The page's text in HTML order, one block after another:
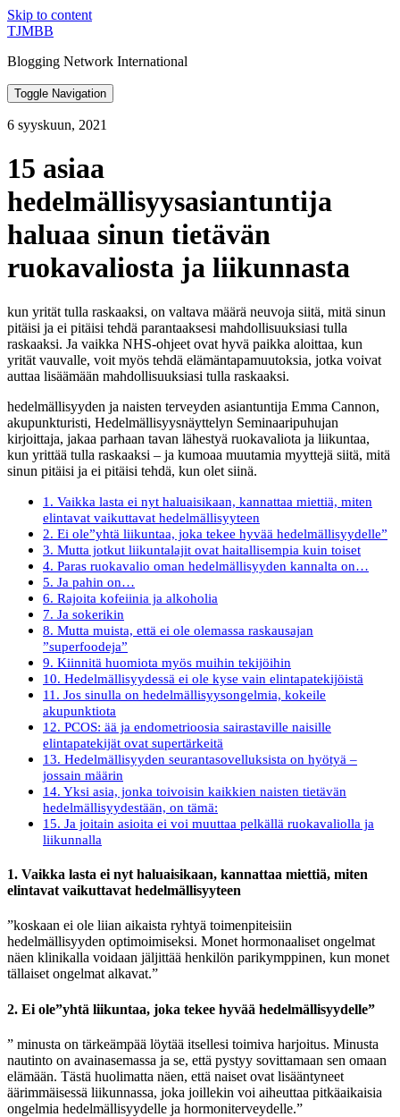
Skip to content
TJMBB
Blogging Network International
Toggle Navigation
6 syyskuun, 2021
15 asiaa
hedelmällisyysasiantuntija
haluaa sinun tietävän
ruokavaliosta ja liikunnasta
kun yrität tulla raskaaksi, on valtava määrä neuvoja siitä, mitä sinun
pitäisi ja ei pitäisi tehdä parantaaksesi mahdollisuuksiasi tulla
raskaaksi. Ja vaikka NHS-ohjeet ovat hyvä paikka aloittaa, kun
yrität vauvalle, voit myös tehdä elämäntapamuutoksia, jotka voivat
auttaa lisäämään mahdollisuuksiasi tulla raskaaksi.
hedelmällisyyden ja naisten terveyden asiantuntija Emma Cannon,
akupunkturisti, Hedelmällisyysnäyttelyn Seminaaripuhujan
kirjoittaja, jakaa parhaan tavan lähestyä ruokavaliota ja liikuntaa,
kun yrittää tulla raskaaksi – ja kumoaa muutamia myyttejä siitä, mitä
sinun pitäisi ja ei pitäisi tehdä, kun olet siinä.
1. Vaikka lasta ei nyt haluaisikaan, kannattaa miettiä, miten
elintavat vaikuttavat hedelmällisyyteen
2. Ei ole”yhtä liikuntaa, joka tekee hyvää hedelmällisyydelle”
3. Mutta jotkut liikuntalajit ovat haitallisempia kuin toiset
4. Paras ruokavalio oman hedelmällisyyden kannalta on…
5. Ja pahin on…
6. Rajoita kofeiinia ja alkoholia
7. Ja sokerikin
8. Mutta muista, että ei ole olemassa raskausajan
”superfoodeja”
9. Kiinnitä huomiota myös muihin tekijöihin
10. Hedelmällisyydessä ei ole kyse vain elintapatekijöistä
11. Jos sinulla on hedelmällisyysongelmia, kokeile
akupunktiota
12. PCOS: ää ja endometrioosia sairastaville naisille
elintapatekijät ovat supertärkeitä
13. Hedelmällisyyden seurantasovelluksista on hyötyä –
jossain määrin
14. Yksi asia, jonka toivoisin kaikkien naisten tietävän
hedelmällisyydestään, on tämä:
15. Ja joitain asioita ei voi muuttaa pelkällä ruokavaliolla ja
liikunnalla
1. Vaikka lasta ei nyt haluaisikaan, kannattaa miettiä, miten
elintavat vaikuttavat hedelmällisyyteen
”koskaan ei ole liian aikaista ryhtyä toimenpiteisiin
hedelmällisyyden optimoimiseksi. Monet hormonaaliset ongelmat
näen klinikalla voidaan jäljittää henkilön parikymppinen, kun monet
tällaiset ongelmat alkavat.”
2. Ei ole”yhtä liikuntaa, joka tekee hyvää hedelmällisyydelle”
” minusta on tärkeämpää löytää itsellesi toimiva harjoitus. Minusta
nautinto on avainasemassa ja se, että pystyy sovittamaan sen omaan
elämään. Tästä huolimatta näen, että naiset ovat lisääntyneet
äärimmäisessä liikunnassa, joka joillekin voi aiheuttaa pitkäaikaisia
ongelmia hedelmällisyydelle ja hormoniterveydelle.”